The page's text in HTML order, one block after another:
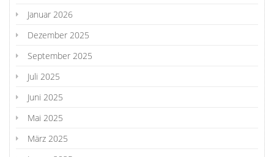
Januar 2026
Dezember 2025
September 2025
Juli 2025
Juni 2025
Mai 2025
März 2025